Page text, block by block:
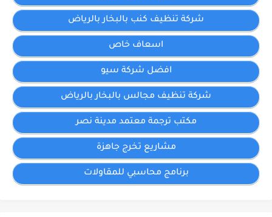
شركة تنظيف كنب بالبخار بالرياض
اسعاف خاص
افضل شركة سيو
شركة تنظيف مجالس بالبخار بالرياض
مكتب ترجمة معتمد مدينة نصر
مشاريع تخرج جاهزة
برنامج محاسبي للمقاولات